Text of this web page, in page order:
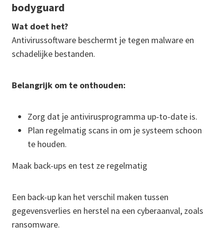
bodyguard
Wat doet het?
Antivirussoftware beschermt je tegen malware en
schadelijke bestanden.
Belangrijk om te onthouden:
Zorg dat je antivirusprogramma up-to-date is.
Plan regelmatig scans in om je systeem schoon
te houden.
Maak back-ups en test ze regelmatig
Een back-up kan het verschil maken tussen
gegevensverlies en herstel na een cyberaanval, zoals
ransomware.